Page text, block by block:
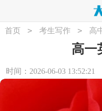
首页 > 考生写作 > 高
高一
时间：2026-06-03 13:52:21